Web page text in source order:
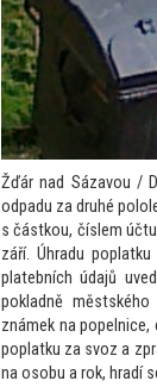
Žďár nad Sázavou /
odpadu za druhé
s částkou, číslem
září. Úhradu
platebních údajů
pokladně
známek na
poplatku za svoz a
na osobu a rok, hradí